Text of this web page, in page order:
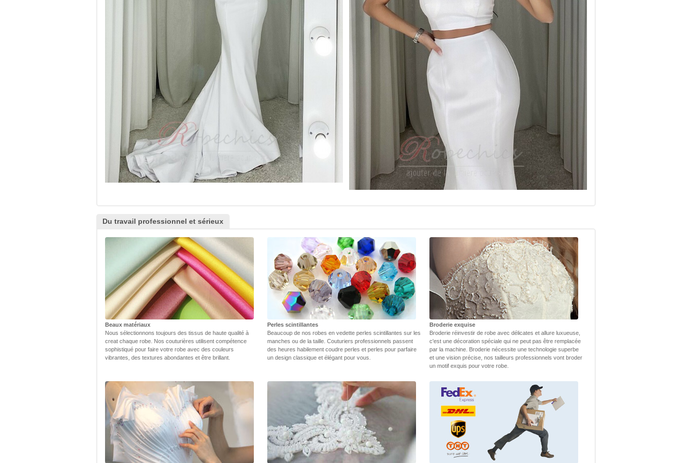
Du travail professionnel et sérieux
Beaux matériaux
Nous sélectionnons toujours des tissus de haute qualité à
creat chaque robe. Nos couturières utilisent compétence
sophistiqué pour faire votre robe avec des couleurs
vibrantes, des textures abondantes et être brillant.
Perles scintillantes
Beaucoup de nos robes en vedette perles scintillantes sur les
manches ou de la taille. Couturiers professionnels passent
des heures habilement coudre perles et perles pour parfaire
un design classique et élégant pour vous.
Broderie exquise
Broderie réinvestir de robe avec délicates et allure luxueuse,
c'est une décoration spéciale qui ne peut pas être remplacée
par la machine. Broderie nécessite une technologie superbe
et une vision précise, nos tailleurs professionnels vont broder
un motif exquis pour votre robe.